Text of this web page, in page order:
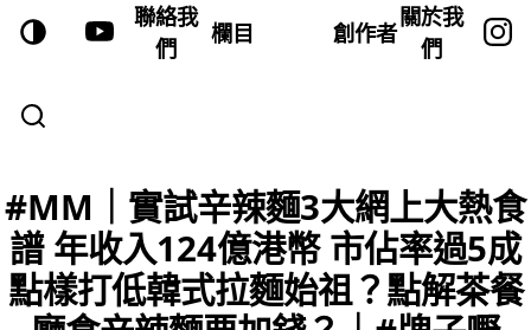
聯絡我
們
欄目 創作者
關於我
們
#MM｜實試辛辣麵3大網上大熱食
譜 年收入124億港幣 市佔率過5成
點樣打低韓式拉麵始祖？點解茶餐